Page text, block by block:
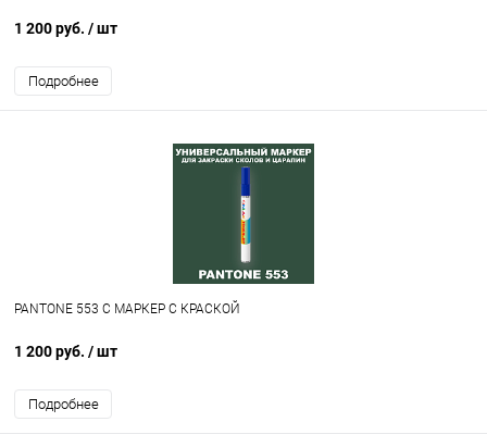
1 200 руб. / шт
Подробнее
PANTONE 553 C МАРКЕР С КРАСКОЙ
1 200 руб. / шт
Подробнее